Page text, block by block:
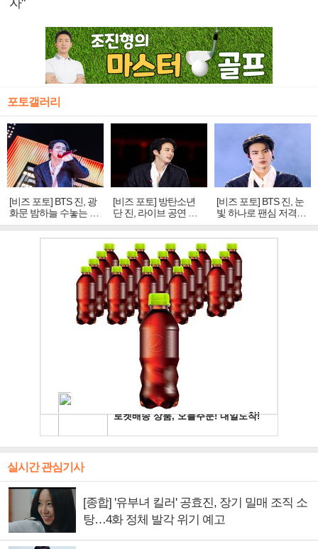
자"
포토갤러리
[비즈 포토] BTS 진, 광
화문 밤하늘 수놓는 '비
주얼 킹'의 열창
[비즈 포토] 방탄소년
단 진, 라이브 공연 중
빛나는 독보적 아우라
[비즈 포토] BTS 진, 눈
빛 하나로 팬심 저격…
독보적 카리스마
실시간 관심기사
[종합] '유부녀 킬러' 공효진, 장기 밀매 조직 소
탕…4화 정체 발각 위기 예고